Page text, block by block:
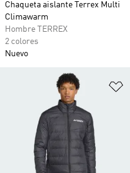
Chaqueta aislante Terrex Multi
Climawarm
Hombre TERREX
2 colores
Nuevo